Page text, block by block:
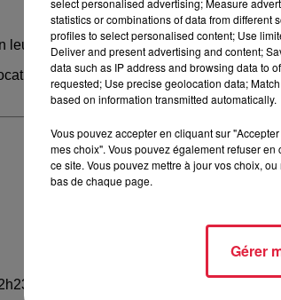
horaires d’ouverture et accès direct
des patins incluse (payer l'entrée
Plus d'infos :https://
- Modifié : 10 mai 2021 à 10h55 Céline
select personalised advertising; Measure
statistics or combinations of data from
profiles to select personalised content; Use
Deliver and present advertising and content;
data such as IP address and browsing data to
requested; Use precise geolocation data;
based on information transmitted automatically.
Vous pouvez accepter en cliquant sur
mes choix". Vous pouvez également refuser
ce site. Vous pouvez mettre à jour vos choix,
bas de chaque page.
Gérer